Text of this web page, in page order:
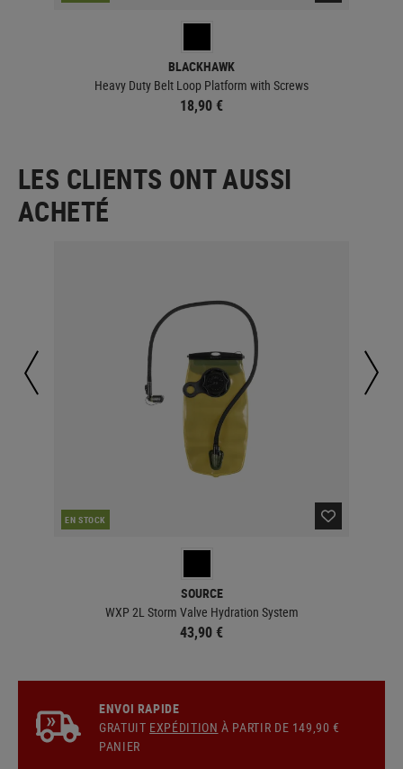
BLACKHAWK
Heavy Duty Belt Loop Platform with Screws
18,90 €
LES CLIENTS ONT AUSSI
ACHETÉ
EN STOCK
SOURCE
WXP 2L Storm Valve Hydration System
43,90 €
ENVOI RAPIDE
GRATUIT EXPÉDITION À PARTIR DE 149,90 €
PANIER